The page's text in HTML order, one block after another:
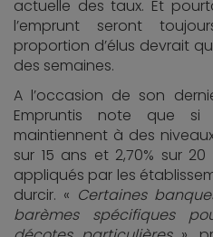
actuelle des taux. Et
l’emprunt seront
proportion d’élus devrait
des semaines.
A l’occasion de son
Empruntis note que
maintiennent à des
sur 15 ans et 2,70% sur
appliqués par les
durcir. « Certaines
barèmes spécifiques